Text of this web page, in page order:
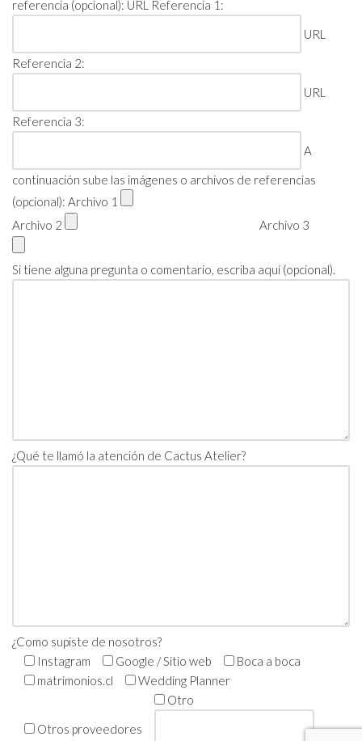
referencia (opcional): URL Referencia 1:
URL
Referencia 2:
URL
Referencia 3:
A
continuación sube las imágenes o archivos de referencias
(opcional): Archivo 1
Archivo 2
Archivo 3
Si tiene alguna pregunta o comentario, escriba aquí (opcional).
¿Qué te llamó la atención de Cactus Atelier?
¿Como supiste de nosotros?
Instagram
Google / Sitio web
Boca a boca
matrimonios.cl
Wedding Planner
Otros proveedores
Otro